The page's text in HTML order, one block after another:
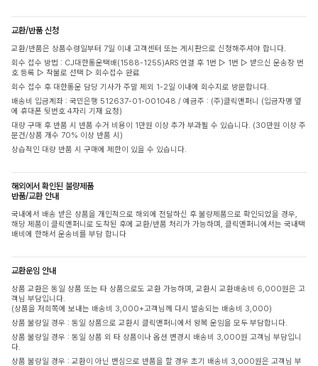
교환/반품 신청
교환/반품은 상품수령일부터 7일 이내 고객센터 또는 게시판으로 신청해주셔야 합니다.
회수 접수 방법 : CJ대한통운택배(1588-1255)ARS 연결 후 1번 ▷ 1번 ▷ 받으신 운송장 번
호 등록 ▷ 착불로 선택 ▷ 회수접수 완료
회수 접수 후 대한통운 담당 기사가 주말 제외 1-2일 이내에 회수지로 방문합니다.
배송비 입금계좌 : 국민은행 512637-01-001048 / 예금주 : (주)클릭앤퍼니 (입금자명 옆
에 휴대폰 뒷번호 4자리 기재 요청)
대량 구매 후 반품 시 반품 수거 비용이 1만원 이상 추가 부과될 수 있습니다. (30만원 이상 주
문건/상품 개수 70% 이상 반품 시)
상습적인 대량 반품 시 구매에 제한이 있을 수 있습니다.
해외에서 확인된 불량제품
반품/교환 안내
국내에서 배송 받은 상품을 개인적으로 해외에 전달하신 후 불량제품으로 확인되었을 경우,
해당 제품이 클릭앤퍼니로 도착된 후에 교환/반품 처리가 가능하며, 클릭앤퍼니에서는 국내택
배비에 한해서 운송비를 부담 합니다
교환운임 안내
상품 교환은 동일 상품 또는 타 상품으로도 교환 가능하며, 교환시 교환배송비 6,000원은 고
객님 부담입니다.
(상품을 저희쪽에 보내는 배송비 3,000+고객님께 다시 발송되는 배송비 3,000)
상품 불량일 경우 : 동일 상품으로 교환시 클릭앤퍼니에서 왕복 운임을 모두 부담합니다.
상품 불량일 경우 : 동일 상품 외 타 상품이나 옵션 변경시 배송비 3,000원 고객님 부담입니
다.
상품 불량일 경우 : 교환이 아닌 변심으로 반품을 할 경우 초기 배송비 3,000원은 고객님 부